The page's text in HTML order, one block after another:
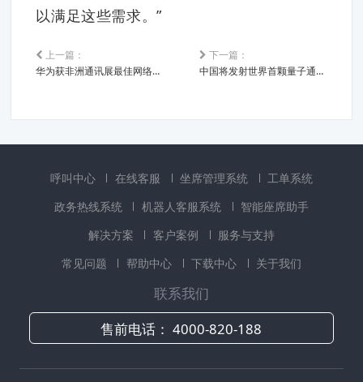
以满足这些需求。”
上一篇：
华为获非洲通讯展最佳网络提升大奖及LTE发展突破大奖
下一篇：
中国将发射世界首颗量子通信卫星
呼叫中心 在线客服 坐席管理系统
工单系统
政务热线系统
机器人客服系统
智能座席助手
解决方案
客户案例
服务与支持
常见问题
帮助中心 下载中心 关于我们
联系我们
售前电话：4000-820-188